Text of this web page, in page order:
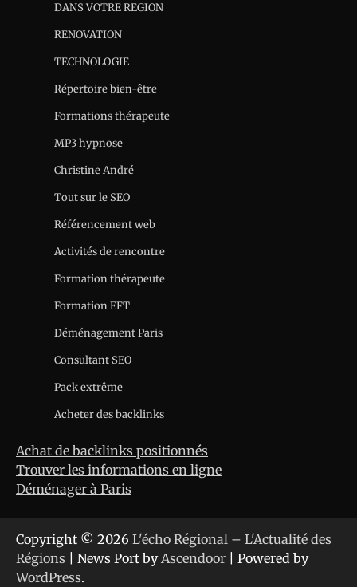
DANS VOTRE REGION
RENOVATION
TECHNOLOGIE
Répertoire bien-être
Formations thérapeute
MP3 hypnose
Christine André
Tout sur le SEO
Référencement web
Activités de rencontre
Formation thérapeute
Formation EFT
Déménagement Paris
Consultant SEO
Pack extrême
Acheter des backlinks
Achat de backlinks positionnés
Trouver les informations en ligne
Déménager à Paris
Copyright © 2026 L'écho Régional – L'Actualité des
Régions | News Port byAscendoor | Powered by
WordPress.